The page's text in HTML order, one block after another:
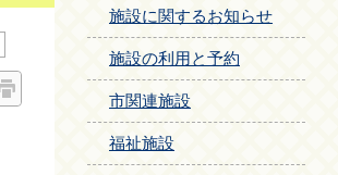
施設に関するお知らせ
施設の利用と予約
市関連施設
福祉施設